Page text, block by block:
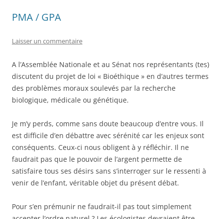
o
k
n
PMA / GPA
Laisser un commentaire
A l’Assemblée Nationale et au Sénat nos représentants (tes)
discutent du projet de loi « Bioéthique » en d’autres termes
des problèmes moraux soulevés par la recherche
biologique, médicale ou génétique.
Je m’y perds, comme sans doute beaucoup d’entre vous. Il
est difficile d’en débattre avec sérénité car les enjeux sont
conséquents. Ceux-ci nous obligent à y réfléchir. Il ne
faudrait pas que le pouvoir de l’argent permette de
satisfaire tous ses désirs sans s’interroger sur le ressenti à
venir de l’enfant, véritable objet du présent débat.
Pour s’en prémunir ne faudrait-il pas tout simplement